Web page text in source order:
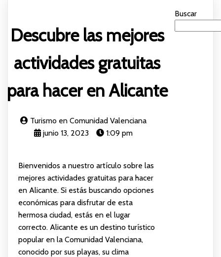
Descubre las mejores
actividades gratuitas
para hacer en Alicante
Turismo en Comunidad Valenciana
junio 13, 2023
1:09 pm
Bienvenidos a nuestro artículo sobre las
mejores actividades gratuitas para hacer
en Alicante. Si estás buscando opciones
económicas para disfrutar de esta
hermosa ciudad, estás en el lugar
correcto. Alicante es un destino turístico
popular en la Comunidad Valenciana,
conocido por sus playas, su clima
Buscar